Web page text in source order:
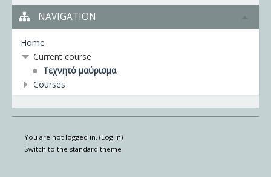
NAVIGATION
Home
Current course
Τεχνητό μαύρισμα
Courses
You are not logged in. (Log in)
Switch to the standard theme